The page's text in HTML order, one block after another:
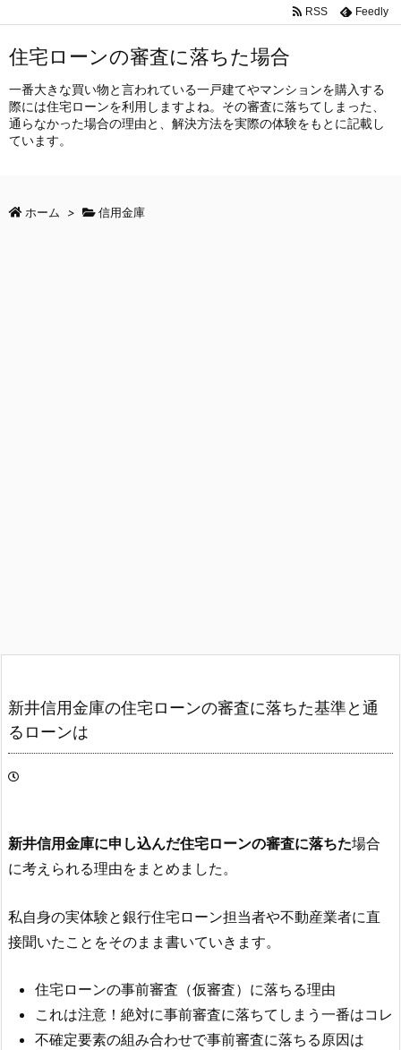
RSS Feedly
住宅ローンの審査に落ちた場合
一番大きな買い物と言われている一戸建てやマンションを購入する
際には住宅ローンを利用しますよね。その審査に落ちてしまった、
通らなかった場合の理由と、解決方法を実際の体験をもとに記載し
ています。
ホーム > 信用金庫
新井信用金庫の住宅ローンの審査に落ちた基準と通
るローンは
新井信用金庫に申し込んだ住宅ローンの審査に落ちた場合
に考えられる理由をまとめました。
私自身の実体験と銀行住宅ローン担当者や不動産業者に直
接聞いたことをそのまま書いていきます。
住宅ローンの事前審査（仮審査）に落ちる理由
これは注意！絶対に事前審査に落ちてしまう一番はコレ
不確定要素の組み合わせで事前審査に落ちる原因は